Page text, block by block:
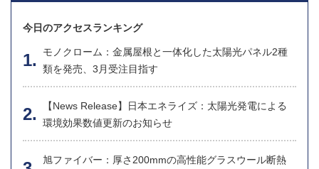
今日のアクセスランキング
モノクローム：金属屋根と一体化した太陽光パネル2種
類を発売、3月受注目指す
【News Release】日本エネライズ：太陽光発電による
環境効果数値更新のお知らせ
旭ファイバー：厚さ200mmの高性能グラスウール断熱